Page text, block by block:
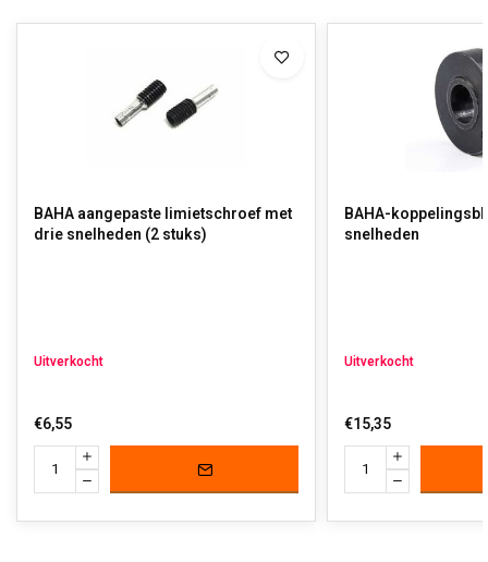
BAHA aangepaste limietschroef met
drie snelheden (2 stuks)
Uitverkocht
€6,55
BAHA-
snelheden
Uitverkocht
€15,35